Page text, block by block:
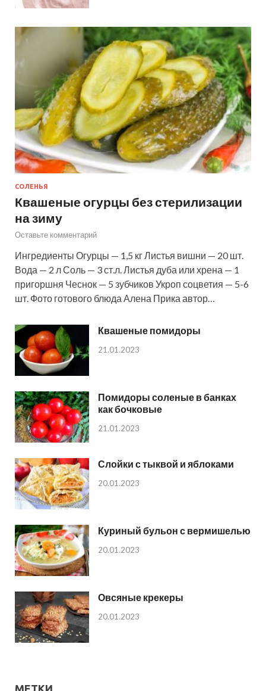
СОЛЕНЬЯ
Квашеные огурцы без стерилизации
на зиму
Оставьте комментарий
Ингредиенты Огурцы — 1,5 кг Листья вишни — 20 шт.
Вода — 2 л Соль — 3 ст.л. Листья дуба или хрена — 1
пригоршня Чеснок — 5 зубчиков Укроп соцветия — 5-6
шт. Фото готового блюда Алена Прика автор…
Квашеные помидоры
21.01.2023
Помидоры соленые в банках
как бочковые
21.01.2023
Слойки с тыквой и яблоками
20.01.2023
Куриный бульон с вермишелью
20.01.2023
Овсяные крекеры
20.01.2023